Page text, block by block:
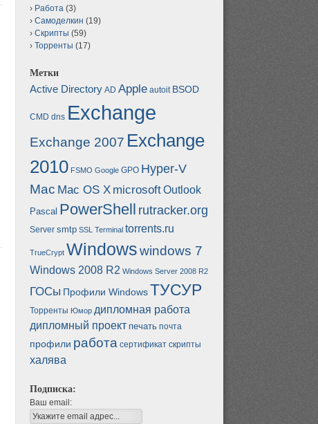
Работа (3)
Самоделкин (19)
Скрипты (59)
Торренты (17)
Метки
Active Directory AD Apple autoit BSOD
CMD dns Exchange
Exchange 2007 Exchange
2010 FSMO Google GPO Hyper-V
Mac Mac OS X microsoftOutlook
Pascal PowerShell rutracker.org
Server smtp SSL Terminal torrents.ru
TrueCrypt Windowswindows 7
Windows 2008 R2 Windows Server 2008 R2
ГОСы Профили WindowsТУСУР
Торренты Юмор дипломная работа
дипломный проект печать почта
профили работа сертификат скрипты
халява
Подписка:
Ваш email: